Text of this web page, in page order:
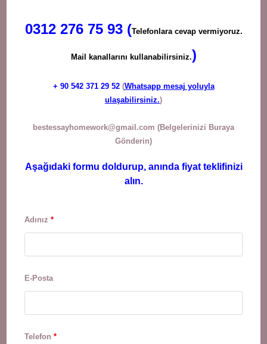
0312 276 75 93 (Telefonlara cevap vermiyoruz.
Mail kanallarını kullanabilirsiniz.)
+ 90 542 371 29 52(Whatsapp mesaj yoluyla
ulaşabilirsiniz.)
bestessayhomework@gmail.com (Belgelerinizi Buraya
Gönderin)
Aşağıdaki formu doldurup, anında fiyat teklifinizi
alın.
Adınız*
E-Posta
Telefon*